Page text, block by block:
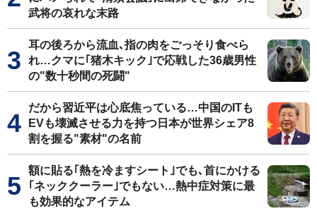
武将の哀れな末路
耳の後ろから流血､指の肉をごっそり食べら
れ…クマに｢猪木キック｣で応戦した36歳男性
の"数十秒間の死闘"
だから習近平は心底焦っている…中国のITも
EVも壊滅させる力を持つ日本が世界シェア8
割を握る"素材"の名前
額に貼る｢熱を冷ますシート｣でも､首にかける
｢ネッククーラー｣でもない…熱中症対策に最
も効果的なアイテム